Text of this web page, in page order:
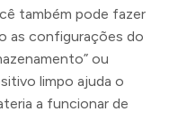
também pode fazer
as configurações do
ou
limpo ajuda o
a funcionar de